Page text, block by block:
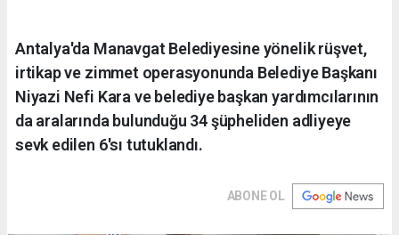
Antalya'da Manavgat Belediyesine yönelik rüşvet,
irtikap ve zimmet operasyonunda Belediye Başkanı
Niyazi Nefi Kara ve belediye başkan yardımcılarının
da aralarında bulunduğu 34 şüpheliden adliyeye
sevk edilen 6'sı tutuklandı.
ABONE OL